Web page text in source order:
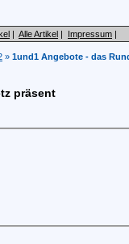
| Alle Artikel | Impressum |
» 1und1 Angebote - das
präsent